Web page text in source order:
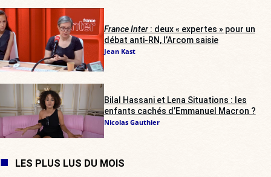
France Inter: deux « expertes » pour un
débat anti-RN, l’Arcom saisie
Jean Kast
Bilal Hassani et Lena Situations : les
enfants cachés d’Emmanuel Macron ?
Nicolas Gauthier
LES PLUS LUS DU MOIS